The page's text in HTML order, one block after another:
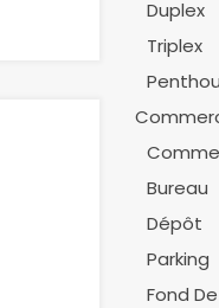
Duplex
Triplex
Bureau
Dépôt
Parking
Fond